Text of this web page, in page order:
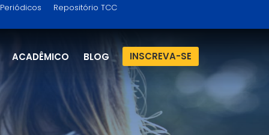
Periódicos
Repositório TCC
ACADÊMICO BLOG INSCREVA-SE